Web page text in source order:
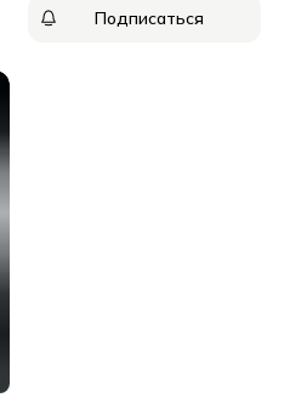
Подписаться